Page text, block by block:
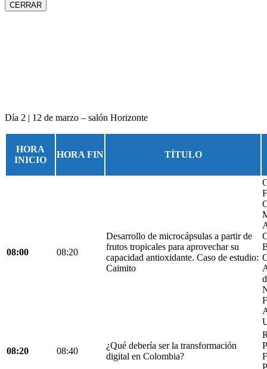
CERRAR
Día 2 | 12 de marzo – salón Horizonte
HORA
INICIO
HORA FIN TÍTULO
08:00 08:20
Desarrollo de microcápsulas a partir de
frutos tropicales para aprovechar su
capacidad antioxidante. Caso de estudio:
Caimito
08:20 08:40
¿Qué debería ser la transformación
digital en Colombia?